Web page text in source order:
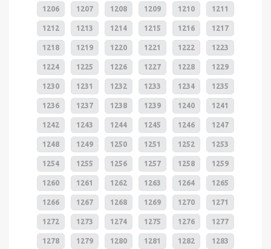
1206 1207 1208 1209 1210 1211
1212 1213 1214 1215 1216 1217
1218 1219 1220 1221 1222 1223
1224 1225 1226 1227 1228 1229
1230 1231 1232 1233 1234 1235
1236 1237 1238 1239 1240 1241
1242 1243 1244 1245 1246 1247
1248 1249 1250 1251 1252 1253
1254 1255 1256 1257 1258 1259
1260 1261 1262 1263 1264 1265
1266 1267 1268 1269 1270 1271
1272 1273 1274 1275 1276 1277
1278 1279 1280 1281 1282 1283